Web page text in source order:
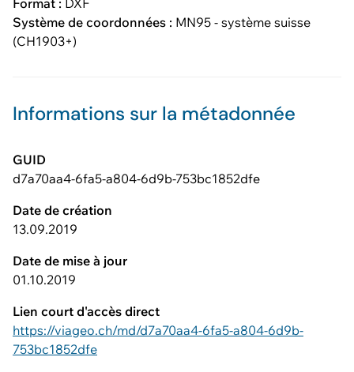
Format : DXF
Système de coordonnées : MN95 - système suisse
(CH1903+)
Informations sur la métadonnée
GUID
d7a70aa4-6fa5-a804-6d9b-753bc1852dfe
Date de création
13.09.2019
Date de mise à jour
01.10.2019
Lien court d'accès direct
https://viageo.ch/md/d7a70aa4-6fa5-a804-6d9b-
753bc1852dfe